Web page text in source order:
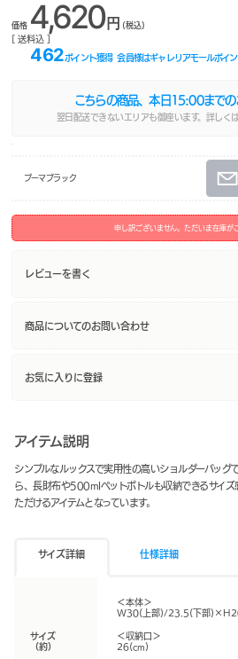
価格 4,620円 (税込)
[ 送料込 ]
462ポイント獲得 会員様はギャレリアモールポイ
こちらの商品、本日 15:00まで
翌日配送できないエリアも御座います。詳しくは
プーマブラック
申し訳ございません。ただいま在庫が
レビューを書く
商品についてのお問い合わせ
お気に入りに登録
アイテム説明
シンプルなルックスで実用性の高いショルダーバッグ
ら、長財布や500mlペットボトルも収納できるサイ
ただけるアイテムとなっています。
サイズ詳細 仕様詳細
サイズ
（約）
＜本体＞
W30(上部)/23.5(下部
＜収納口＞
26(cm)